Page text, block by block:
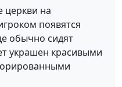
церкви на
появятся
обычно сидят
украшен красивыми